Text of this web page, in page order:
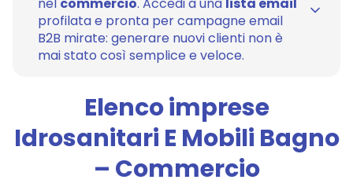
nel commercio. Accedi a una lista email
profilata e pronta per campagne email
B2B mirate: generare nuovi clienti non è
mai stato così semplice e veloce.
Elenco imprese
Idrosanitari E Mobili Bagno
– Commercio